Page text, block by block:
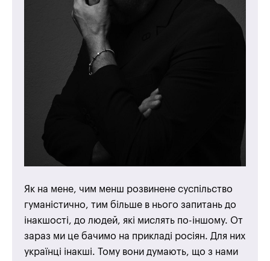
Як на мене, чим менш розвинене суспільство
гуманістично, тим більше в нього запитань до
інакшості, до людей, які мислять по-іншому. От
зараз ми це бачимо на прикладі росіян. Для них
українці інакші. Тому вони думають, що з нами